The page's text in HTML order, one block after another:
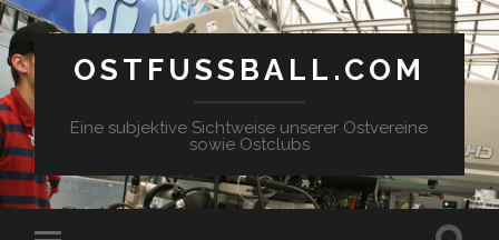
OSTFUSSBALL.COM
Eine subjektive Sichtweise unserer Ostvereine
sowie Ostclubs